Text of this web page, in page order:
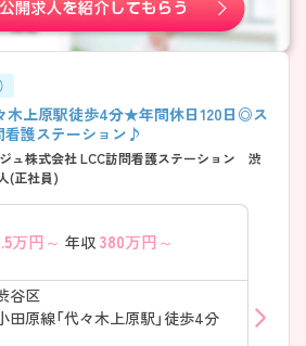
木上原駅徒歩4分★年間休日120日◎ス
看護ステーション♪
ジュ株式会社 LCC訪問看護ステーション 渋
(正社員)
万円～ 年収 380万円～
谷区
田原線「代々木上原駅」徒歩4分